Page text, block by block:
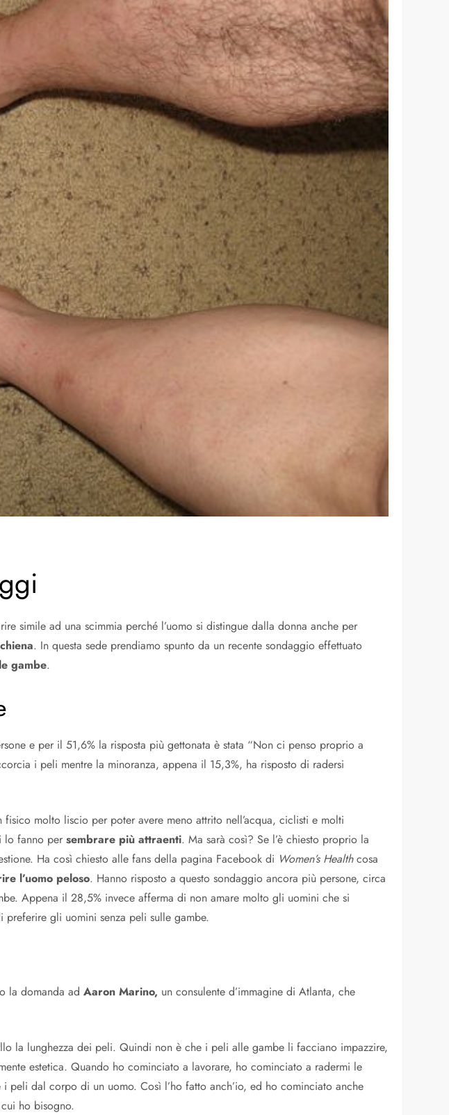
simile ad una scimmia perché l’uomo si distingue dalla donna anche per
. In questa sede prendiamo spunto da un recente sondaggio effettuato
gambe.
e per il 51,6% la risposta più gettonata è stata “Non ci penso proprio a
i peli mentre la minoranza, appena il 15,3%, ha risposto di radersi
molto liscio per poter avere meno attrito nell’acqua, ciclisti e molti
lo fanno persembrare più attraenti. Ma sarà così? Se l’è chiesto proprio la
Ha così chiesto alle fans della pagina Facebook di Women’s Healthcosa
l’uomo peloso. Hanno risposto a questo sondaggio ancora più persone, circa
Appena il 28,5% invece afferma di non amare molto gli uomini che si
gli uomini senza peli sulle gambe.
la domanda adAaron Marino, un consulente d’immagine di Atlanta, che
la lunghezza dei peli. Quindi non è che i peli alle gambe li facciano impazzire,
estetica. Quando ho cominciato a lavorare, ho cominciato a radermi le
dal corpo di un uomo. Così l’ho fatto anch’io, ed ho cominciato anche
ho bisogno.